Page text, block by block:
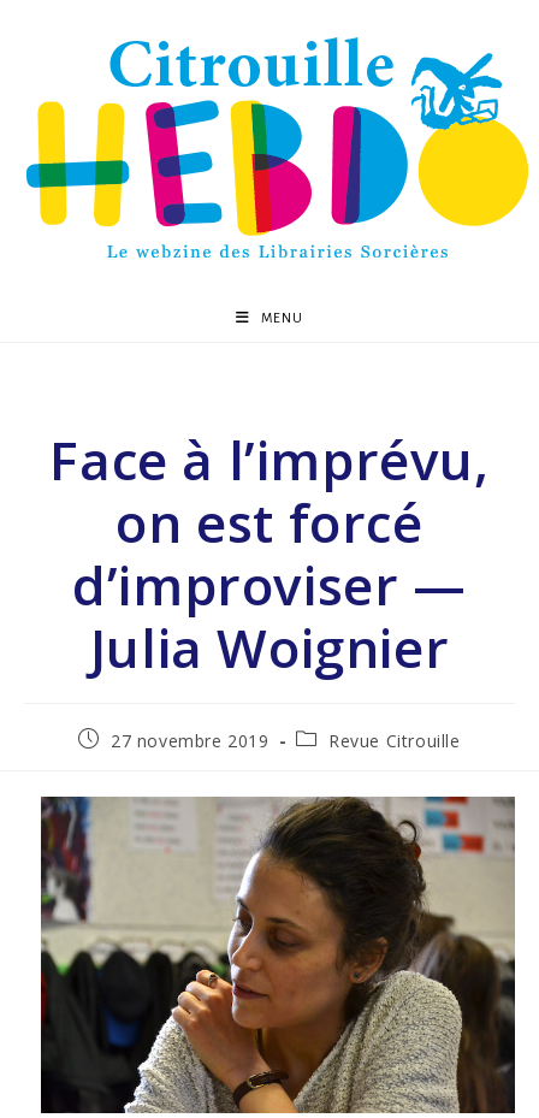
MENU
Face à l’imprévu,
on est forcé
d’improviser —
Julia Woignier
27 novembre 2019 Revue Citrouille